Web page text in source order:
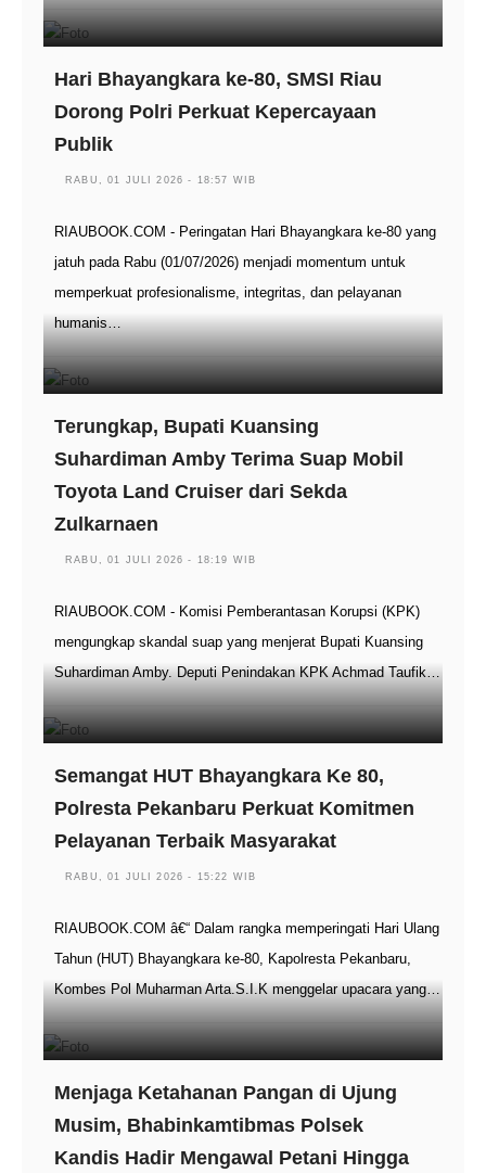
Hari Bhayangkara ke-80, SMSI Riau
Dorong Polri Perkuat Kepercayaan
Publik
RABU, 01 JULI 2026 - 18:57 WIB
RIAUBOOK.COM - Peringatan Hari Bhayangkara ke-80 yang
jatuh pada Rabu (01/07/2026) menjadi momentum untuk
memperkuat profesionalisme, integritas, dan pelayanan
humanis…
Terungkap, Bupati Kuansing
Suhardiman Amby Terima Suap Mobil
Toyota Land Cruiser dari Sekda
Zulkarnaen
RABU, 01 JULI 2026 - 18:19 WIB
RIAUBOOK.COM - Komisi Pemberantasan Korupsi (KPK)
mengungkap skandal suap yang menjerat Bupati Kuansing
Suhardiman Amby. Deputi Penindakan KPK Achmad Taufik…
Semangat HUT Bhayangkara Ke 80,
Polresta Pekanbaru Perkuat Komitmen
Pelayanan Terbaik Masyarakat
RABU, 01 JULI 2026 - 15:22 WIB
RIAUBOOK.COM â€“ Dalam rangka memperingati Hari Ulang
Tahun (HUT) Bhayangkara ke-80, Kapolresta Pekanbaru,
Kombes Pol Muharman Arta.S.I.K menggelar upacara yang…
Menjaga Ketahanan Pangan di Ujung
Musim, Bhabinkamtibmas Polsek
Kandis Hadir Mengawal Petani Hingga